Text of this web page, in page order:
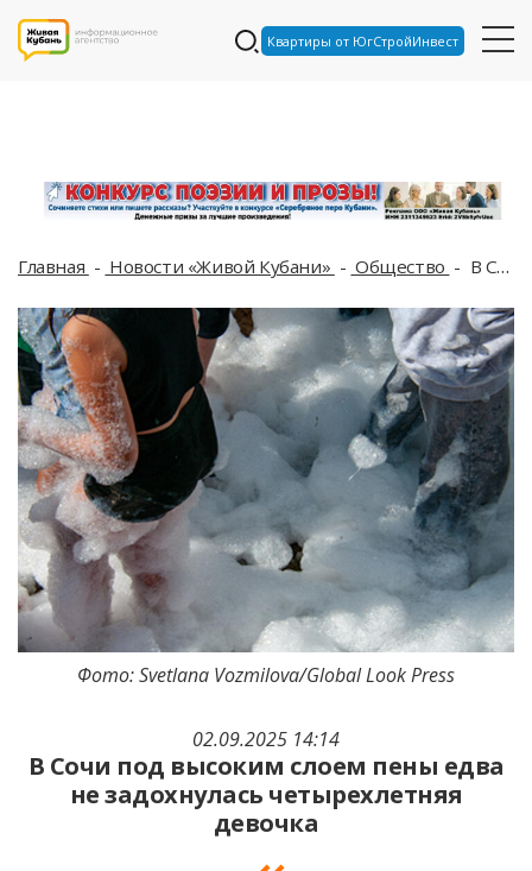
Квартиры от ЮгСтройИнвест
Главная Новости «Живой Кубани» Общество В Сочи под высоким слоем пены едва не задохнулась четырехлетняя девочка
02.09.2025 14:14
В Сочи под высоким слоем пены едва
не задохнулась четырехлетняя
девочка
Фото: Svetlana Vozmilova/Global Look Press